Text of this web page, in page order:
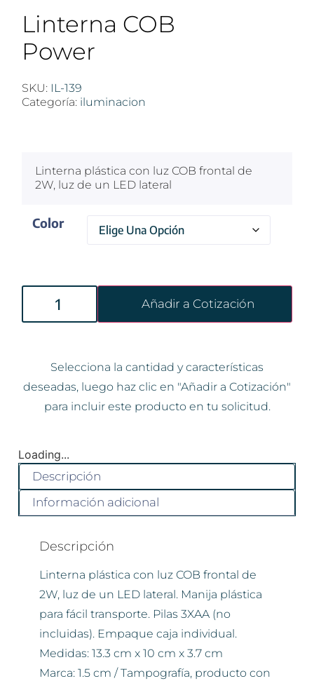
Linterna COB
Power
SKU: IL-139
Categoría: iluminacion
Linterna plástica con luz COB frontal de
2W, luz de un LED lateral
Color
Añadir a Cotización
Selecciona la cantidad y características
deseadas, luego haz clic en "Añadir a Cotización"
para incluir este producto en tu solicitud.
Loading...
Descripción
Información adicional
Descripción
Linterna plástica con luz COB frontal de
2W, luz de un LED lateral. Manija plástica
para fácil transporte. Pilas 3XAA (no
incluidas). Empaque caja individual.
Medidas: 13.3 cm x 10 cm x 3.7 cm
Marca: 1.5 cm / Tampografía, producto con